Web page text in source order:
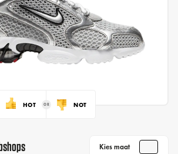
HOT NOT
Kies maat